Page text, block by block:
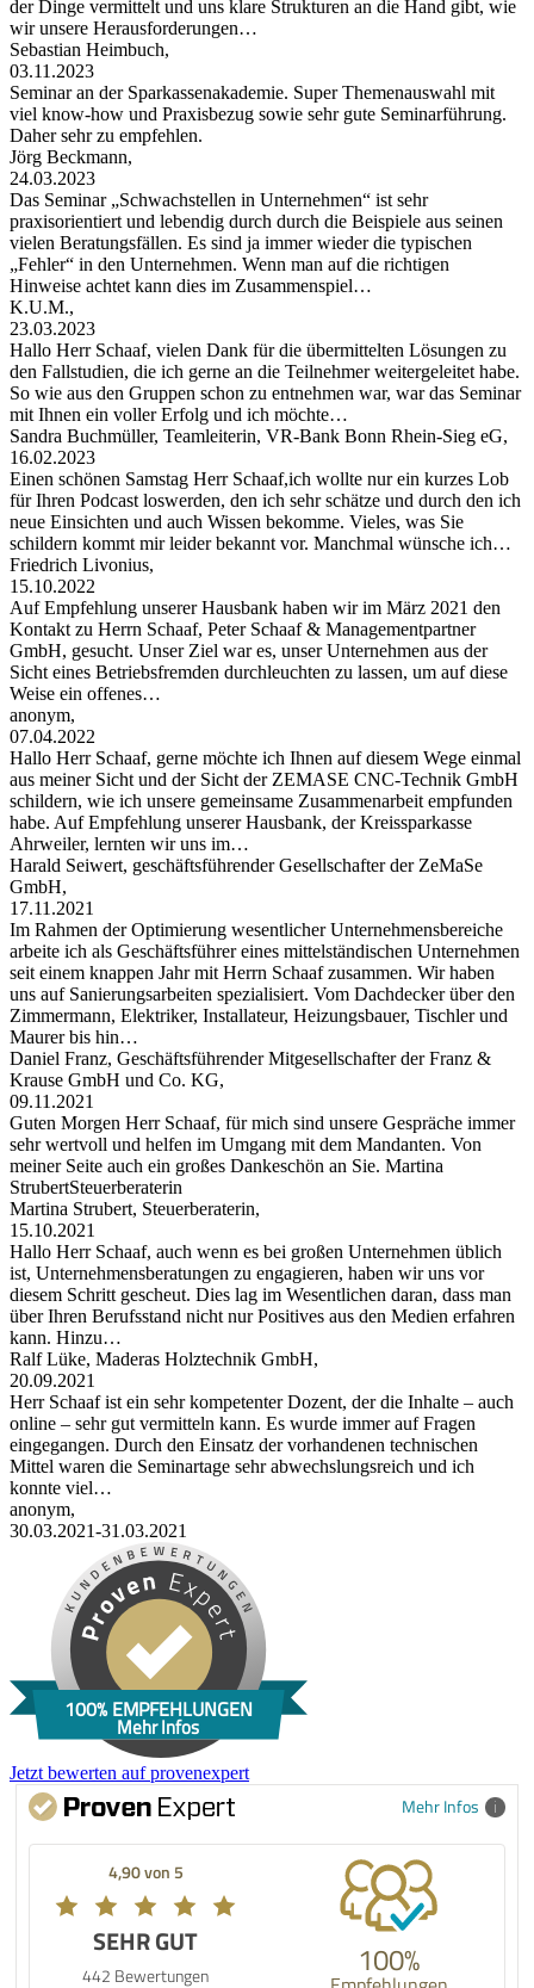
der Dinge vermittelt und uns klare Strukturen an die Hand gibt, wie
wir unsere Herausforderungen…
Sebastian Heimbuch,
03.11.2023
Seminar an der Sparkassenakademie. Super Themenauswahl mit
viel know-how und Praxisbezug sowie sehr gute Seminarführung.
Daher sehr zu empfehlen.
Jörg Beckmann,
24.03.2023
Das Seminar „Schwachstellen in Unternehmen“ ist sehr
praxisorientiert und lebendig durch durch die Beispiele aus seinen
vielen Beratungsfällen. Es sind ja immer wieder die typischen
„Fehler“ in den Unternehmen. Wenn man auf die richtigen
Hinweise achtet kann dies im Zusammenspiel…
K.U.M.,
23.03.2023
Hallo Herr Schaaf, vielen Dank für die übermittelten Lösungen zu
den Fallstudien, die ich gerne an die Teilnehmer weitergeleitet habe.
So wie aus den Gruppen schon zu entnehmen war, war das Seminar
mit Ihnen ein voller Erfolg und ich möchte…
Sandra Buchmüller, Teamleiterin, VR-Bank Bonn Rhein-Sieg eG,
16.02.2023
Einen schönen Samstag Herr Schaaf,ich wollte nur ein kurzes Lob
für Ihren Podcast loswerden, den ich sehr schätze und durch den ich
neue Einsichten und auch Wissen bekomme. Vieles, was Sie
schildern kommt mir leider bekannt vor. Manchmal wünsche ich…
Friedrich Livonius,
15.10.2022
Auf Empfehlung unserer Hausbank haben wir im März 2021 den
Kontakt zu Herrn Schaaf, Peter Schaaf & Managementpartner
GmbH, gesucht. Unser Ziel war es, unser Unternehmen aus der
Sicht eines Betriebsfremden durchleuchten zu lassen, um auf diese
Weise ein offenes…
anonym,
07.04.2022
Hallo Herr Schaaf, gerne möchte ich Ihnen auf diesem Wege einmal
aus meiner Sicht und der Sicht der ZEMASE CNC-Technik GmbH
schildern, wie ich unsere gemeinsame Zusammenarbeit empfunden
habe. Auf Empfehlung unserer Hausbank, der Kreissparkasse
Ahrweiler, lernten wir uns im…
Harald Seiwert, geschäftsführender Gesellschafter der ZeMaSe
GmbH,
17.11.2021
Im Rahmen der Optimierung wesentlicher Unternehmensbereiche
arbeite ich als Geschäftsführer eines mittelständischen Unternehmen
seit einem knappen Jahr mit Herrn Schaaf zusammen. Wir haben
uns auf Sanierungsarbeiten spezialisiert. Vom Dachdecker über den
Zimmermann, Elektriker, Installateur, Heizungsbauer, Tischler und
Maurer bis hin…
Daniel Franz, Geschäftsführender Mitgesellschafter der Franz &
Krause GmbH und Co. KG,
09.11.2021
Guten Morgen Herr Schaaf, für mich sind unsere Gespräche immer
sehr wertvoll und helfen im Umgang mit dem Mandanten. Von
meiner Seite auch ein großes Dankeschön an Sie. Martina
StrubertSteuerberaterin
Martina Strubert, Steuerberaterin,
15.10.2021
Hallo Herr Schaaf, auch wenn es bei großen Unternehmen üblich
ist, Unternehmensberatungen zu engagieren, haben wir uns vor
diesem Schritt gescheut. Dies lag im Wesentlichen daran, dass man
über Ihren Berufsstand nicht nur Positives aus den Medien erfahren
kann. Hinzu…
Ralf Lüke, Maderas Holztechnik GmbH,
20.09.2021
Herr Schaaf ist ein sehr kompetenter Dozent, der die Inhalte – auch
online – sehr gut vermitteln kann. Es wurde immer auf Fragen
eingegangen. Durch den Einsatz der vorhandenen technischen
Mittel waren die Seminartage sehr abwechslungsreich und ich
konnte viel…
anonym,
30.03.2021-31.03.2021
100% EMPFEHLUNGEN
Mehr Infos
Jetzt bewerten auf provenexpert
Mehr Infos
4,90 von 5
SEHR GUT
442 Bewertungen 100%